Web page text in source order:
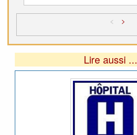
< >
Lire aussi ...